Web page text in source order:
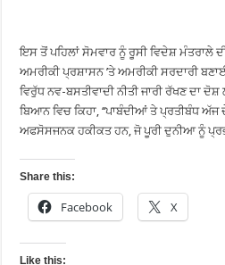
ਇਸ ਤੋਂ ਪਹਿਲਾਂ ਸੋਮਵਾਰ ਨੂੰ ਰੂਸੀ ਵਿਦੇਸ਼ ਮੰਤਰਾਲੇ
ਅਮਰੀਕੀ ਪ੍ਰਸ਼ਾਸਨ ’ਤੇ ਅਮਰੀਕੀ ਸਰਦਾਰੀ
ਵਿਰੁੱਧ ਨਵ-ਬਸਤੀਵਾਦੀ ਨੀਤੀ ਜਾਰੀ ਰੱਖਣ ਦਾ
ਬਿਆਨ ਵਿਚ ਕਿਹਾ, ‘‘ਪਾਬੰਦੀਆਂ ਤੇ ਪ੍ਰਤੀਬੰਧ
ਅਫਸੋਸਜਨਕ ਹਕੀਕਤ ਹਨ, ਜੋ ਪੂਰੀ ਦੁਨੀਆ ਨੂੰ
Share this:
Facebook X
Like this: